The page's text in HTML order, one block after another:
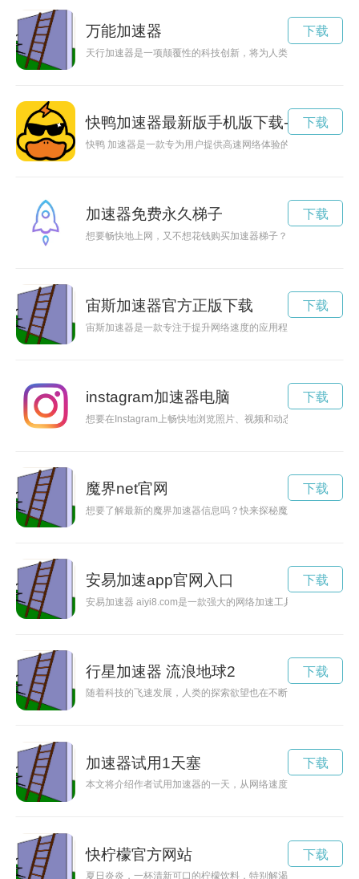
万能加速器
天行加速器是一项颠覆性的科技创新，将为人类的空间探索和
下载
快鸭加速器最新版手机版下载-快鸭加速
快鸭 加速器是一款专为用户提供高速网络体验的加速工具，能
下载
加速器免费永久梯子
想要畅快地上网，又不想花钱购买加速器梯子？每天免费加速
下载
宙斯加速器官方正版下载
宙斯加速器是一款专注于提升网络速度的应用程序，通过优化
下载
instagram加速器电脑
想要在Instagram上畅快地浏览照片、视频和动态？现在有一款
下载
魔界net官网
想要了解最新的魔界加速器信息吗？快来探秘魔界加速器官网
下载
安易加速app官网入口
安易加速器 aiyi8.com是一款强大的网络加速工具，可以帮助用
下载
行星加速器 流浪地球2
随着科技的飞速发展，人类的探索欲望也在不断增强。行星加
下载
加速器试用1天塞
本文将介绍作者试用加速器的一天，从网络速度、体验等方面进
下载
快柠檬官方网站
夏日炎炎，一杯清新可口的柠檬饮料，特别解渴又提神，让人倍
下载